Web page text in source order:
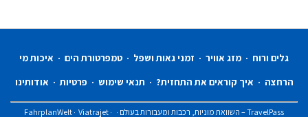
גלים ורוח · מזג אוויר · זמני גאות ושפל · טמפרטורת הים · איכות מי
הרחצה · איך קוראים את התחזית? · תנאי שימוש · פרטיות · אודותינו
TravelPass – השוואת מוניות, רכבות ומעבורות בעולם ·
FahrplanWelt · Viatrajet ·